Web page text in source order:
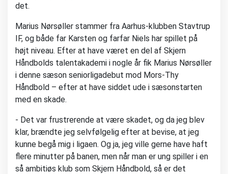
det.
Marius Nørsøller stammer fra Aarhus-klubben Stavtrup
IF, og både far Karsten og farfar Niels har spillet på
højt niveau. Efter at have været en del af Skjern
Håndbolds talentakademi i nogle år fik Marius Nørsøller
i denne sæson seniorligadebut mod Mors-Thy
Håndbold – efter at have siddet ude i sæsonstarten
med en skade.
- Det var frustrerende at være skadet, og da jeg blev
klar, brændte jeg selvfølgelig efter at bevise, at jeg
kunne begå mig i ligaen. Og ja, jeg ville gerne have haft
flere minutter på banen, men når man er ung spiller i en
så ambitiøs klub som Skjern Håndbold, så er det